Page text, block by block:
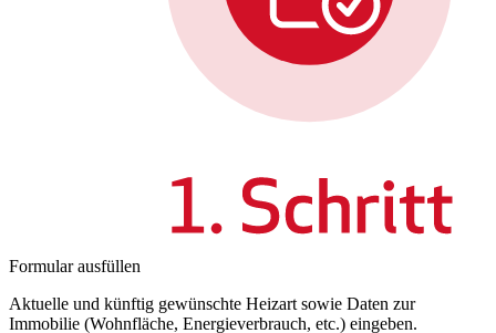
Formular ausfüllen
Aktuelle und künftig gewünschte Heizart sowie Daten zur
Immobilie (Wohnfläche, Energieverbrauch, etc.) eingeben.